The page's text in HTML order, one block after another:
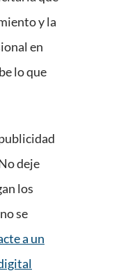
y la
en
lo que
deje
los
se
a un